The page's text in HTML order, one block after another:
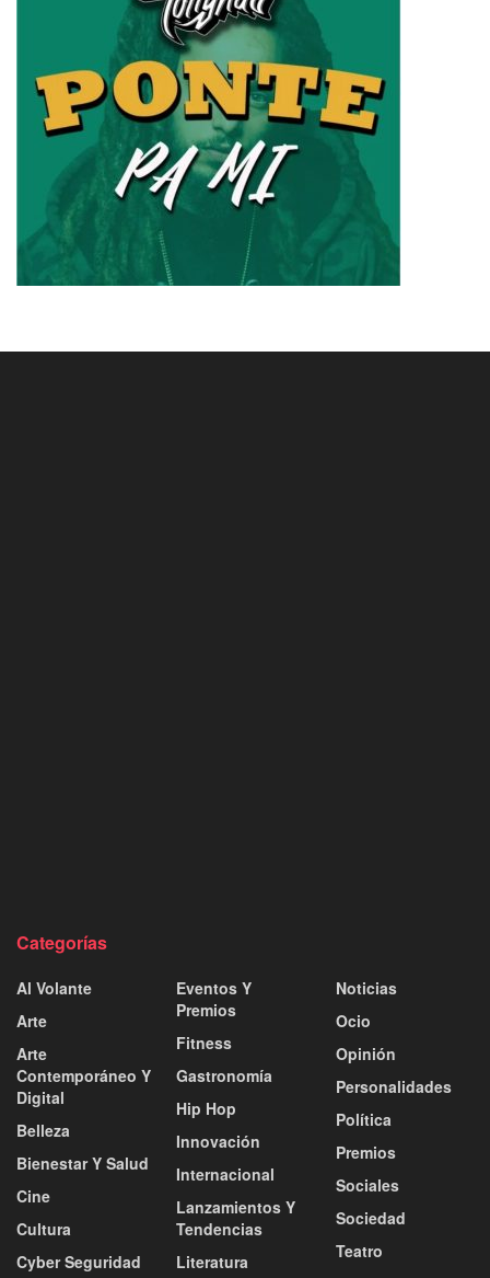
Categorías
Al Volante
Arte
Arte
Contemporáneo Y
Digital
Belleza
Bienestar Y Salud
Cine
Cultura
Cyber Seguridad
Eventos Y
Premios
Fitness
Gastronomía
Hip Hop
Innovación
Internacional
Lanzamientos Y
Tendencias
Literatura
Noticias
Ocio
Opinión
Personalidades
Política
Premios
Sociales
Sociedad
Teatro